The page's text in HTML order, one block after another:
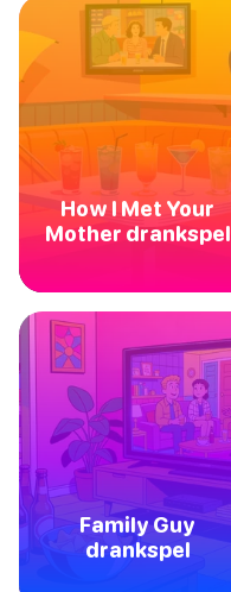
How I Met Your
Mother drankspel
Family Guy
drankspel